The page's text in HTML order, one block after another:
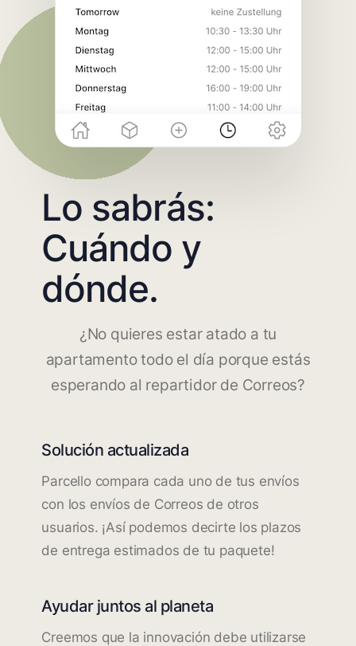
Lo sabrás:
Cuándo y
dónde.
¿No quieres estar atado a tu
apartamento todo el día porque estás
esperando al repartidor de Correos?
Solución actualizada
Parcello compara cada uno de tus envíos
con los envíos de Correos de otros
usuarios. ¡Así podemos decirte los plazos
de entrega estimados de tu paquete!
Ayudar juntos al planeta
Creemos que la innovación debe utilizarse